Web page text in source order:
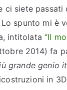
ci siete passati
spunto mi è
intitolata“Il
2014) fa
grande genio
in